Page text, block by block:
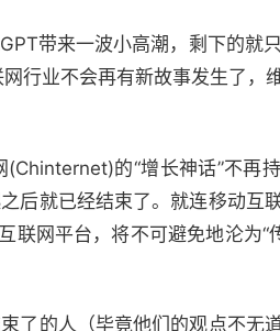
带来一波小高潮，剩下的就
行业不会再有新故事发生了，
的“增长神话”不再
后就已经结束了。就连移动互
网平台，将不可避免地沦为“
了的人（毕竟他们的观点不无